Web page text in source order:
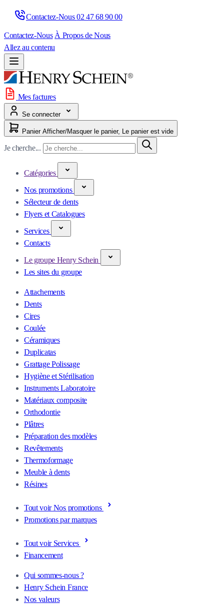
Contactez-Nous 02 47 68 90 00
Contactez-Nous À Propos de Nous
Allez au contenu
Mes factures
Se connecter
Panier Afficher/Masquer le panier, Le panier est vide
Je cherche...
Catégories
Nos promotions
Sélecteur de dents
Flyers et Catalogues
Services
Contacts
Le groupe Henry Schein
Les sites du groupe
Attachements
Dents
Cires
Coulée
Céramiques
Duplicatas
Grattage Polissage
Hygiène et Stérilisation
Instruments Laboratoire
Matériaux composite
Orthodontie
Plâtres
Préparation des modèles
Revêtements
Thermoformage
Meuble à dents
Résines
Tout voir Nos promotions
Promotions par marques
Tout voir Services
Financement
Qui sommes-nous ?
Henry Schein France
Nos valeurs